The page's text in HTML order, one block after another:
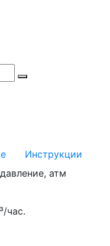
Инструкции
атм
час.